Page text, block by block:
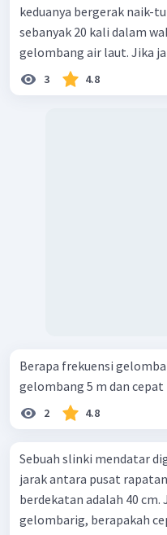
keduanya bergerak naik-
sebanyak 20 kali dalam
gelombang air laut. Jika
3 4.8
Berapa frekuensi
gelombang 5 m dan
2 4.8
Sebuah slinki mendatar
jarak antara pusat
berdekatan adalah 40 cm.
gelombarig, berapakah